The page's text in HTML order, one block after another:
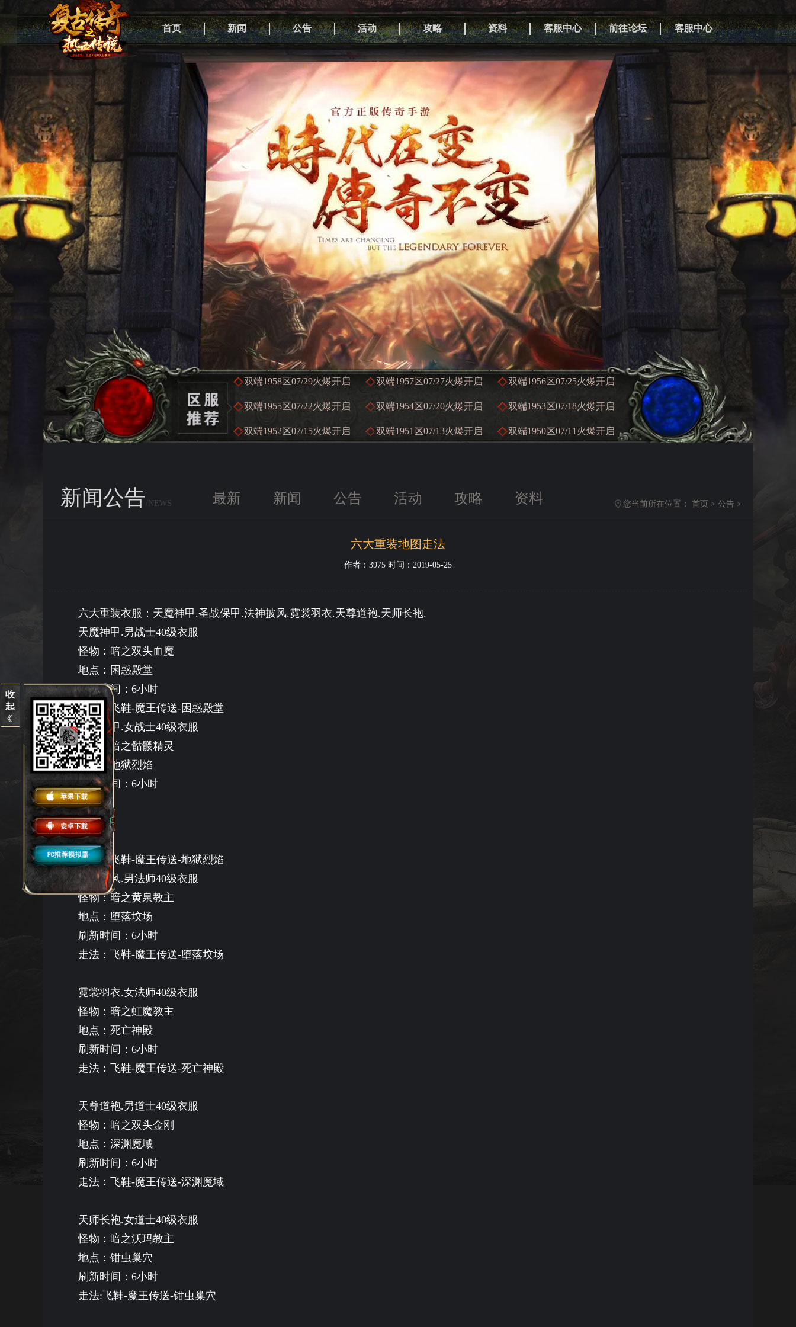
首页 新闻 公告 活动 攻略 资料 客服中心 前往论坛 客服中心
双端1958区07/29火爆开启 双端1957区07/27火爆开启 双端1956区07/25火爆开启
双端1955区07/22火爆开启 双端1954区07/20火爆开启 双端1953区07/18火爆开启
双端1952区07/15火爆开启 双端1951区07/13火爆开启 双端1950区07/11 火爆开启
新闻公告/NEWS 您当前所在位置： 首页 > 公告 >
最新 新闻 公告 活动 攻略 资料
六大重装地图走法
作者：3975 时间：2019-05-25
六大重装衣服：天魔神甲 .圣战保甲.法神披风.霓裳羽衣.天尊道袍.天师长袍.
天魔神甲 .男战士40级衣服
怪物：暗之双头血魔
地点：困惑殿堂
刷新时间： 6小时
走法：飞鞋-魔王传送-困惑殿堂
圣战保甲 .女战士40级衣服
怪物：暗之骷髅精灵
地点：地狱烈焰
刷新时间： 6小时
走法：飞鞋-魔王传送-地狱烈焰
法神披风.男法师40级衣服
怪物：暗之黄泉教主
地点：堕落坟场
刷新时间： 6小时
走法：飞鞋-魔王传送-堕落坟场
霓裳羽衣.女法师40级衣服
怪物：暗之虹魔教主
地点：死亡神殿
刷新时间： 6小时
走法：飞鞋-魔王传送-死亡神殿
天尊道袍.男道士40级衣服
怪物：暗之双头金刚
地点：深渊魔域
刷新时间： 6小时
走法：飞鞋-魔王传送-深渊魔域
天师长袍.女道士40级衣服
怪物：暗之沃玛教主
地点：钳虫巢穴
刷新时间： 6小时
走法:飞鞋-魔王传送-钳虫巢穴